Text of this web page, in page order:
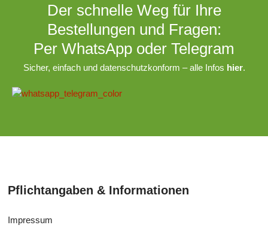
Der schnelle Weg für Ihre
Bestellungen und Fragen:
Per WhatsApp oder Telegram
Sicher, einfach und datenschutzkonform – alle Infos hier.
Pflichtangaben & Informationen
Impressum